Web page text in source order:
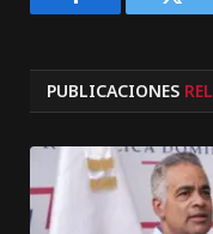
Facebook
PUBLICACIONES